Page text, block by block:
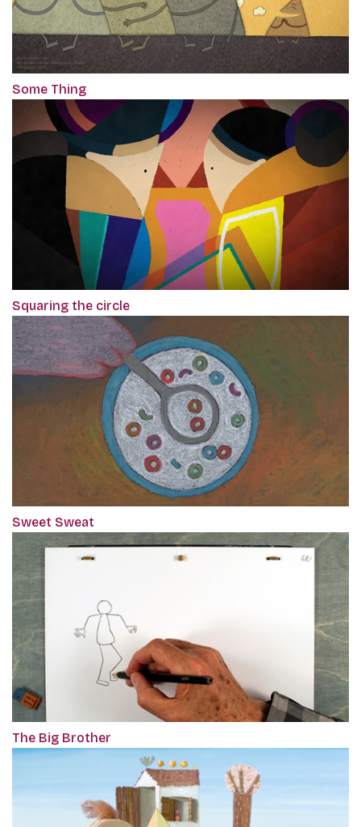
Some Thing
Squaring the circle
Sweet Sweat
The Big Brother